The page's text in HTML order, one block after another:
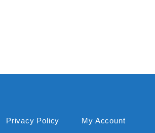
Privacy Policy My Account